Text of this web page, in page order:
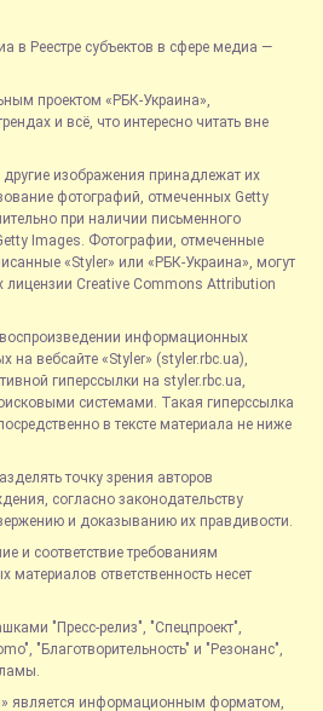
в Реестре субъектов в сфере медиа —
проектом «РБК-Украина»,
и всё, что интересно читать вне
изображения принадлежат их
фотографий, отмеченных Getty
при наличии письменного
Images. Фотографии, отмеченные
«Styler» или «РБК-Украина», могут
лицензии Creative Commons Attribution
информационных
на вебсайте «Styler» (styler.rbc.ua),
гиперссылки на styler.rbc.ua,
системами. Такая гиперссылка
в тексте материала не ниже
точку зрения авторов
согласно законодательству
и доказыванию их правдивости.
и соответствие требованиям
материалов ответственность несет
"Пресс-релиз", "Спецпроект",
"Благотворительность" и "Резонанс",
является информационным форматом,